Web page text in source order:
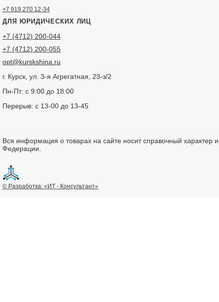
+7 919 270 12-34
ДЛЯ ЮРИДИЧЕСКИХ ЛИЦ
+7 (4712) 200-044
+7 (4712) 200-055
opt@kurskshina.ru
г. Курск, ул. 3-я Агрегатная, 23-з/2
Пн-Пт: с 9:00 до 18:00
Перерыв: с 13-00 до 13-45
Вся информация о товарах на сайте носит справочный характер
Федерации.
© Разработка: «ИТ - Консультант»